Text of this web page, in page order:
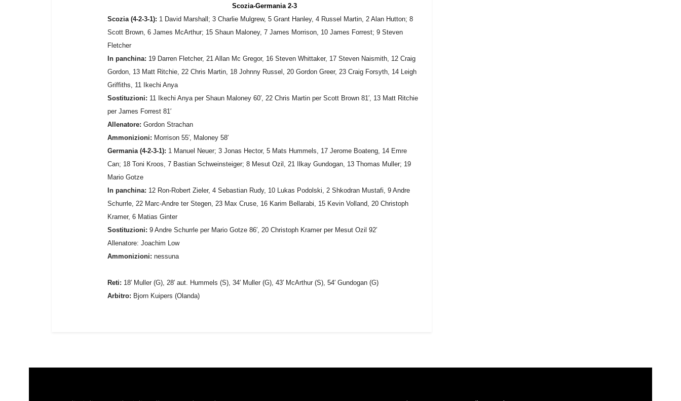
Scozia-Germania 2-3
Scozia (4-2-3-1): 1 David Marshall; 3 Charlie Mulgrew, 5 Grant Hanley, 4 Russel Martin, 2 Alan Hutton; 8
Scott Brown, 6 James McArthur; 15 Shaun Maloney, 7 James Morrison, 10 James Forrest; 9 Steven
Fletcher
In panchina: 19 Darren Fletcher, 21 Allan Mc Gregor, 16 Steven Whittaker, 17 Steven Naismith, 12 Craig
Gordon, 13 Matt Ritchie, 22 Chris Martin, 18 Johnny Russel, 20 Gordon Greer, 23 Craig Forsyth, 14 Leigh
Griffiths, 11 Ikechi Anya
Sostituzioni: 11 Ikechi Anya per Shaun Maloney 60′, 22 Chris Martin per Scott Brown 81′, 13 Matt Ritchie
per James Forrest 81′
Allenatore: Gordon Strachan
Ammonizioni: Morrison 55′, Maloney 58′
Germania (4-2-3-1): 1 Manuel Neuer; 3 Jonas Hector, 5 Mats Hummels, 17 Jerome Boateng, 14 Emre
Can; 18 Toni Kroos, 7 Bastian Schweinsteiger; 8 Mesut Ozil, 21 Ilkay Gundogan, 13 Thomas Muller; 19
Mario Gotze
In panchina: 12 Ron-Robert Zieler, 4 Sebastian Rudy, 10 Lukas Podolski, 2 Shkodran Mustafi, 9 Andre
Schurrle, 22 Marc-Andre ter Stegen, 23 Max Cruse, 16 Karim Bellarabi, 15 Kevin Volland, 20 Christoph
Kramer, 6 Matias Ginter
Sostituzioni: 9 Andre Schurrle per Mario Gotze 86′, 20 Christoph Kramer per Mesut Ozil 92′
Allenatore: Joachim Low
Ammonizioni: nessuna
Reti: 18′ Muller (G), 28′ aut. Hummels (S), 34′ Muller (G), 43′ McArthur (S), 54′ Gundogan (G)
Arbitro: Bjorn Kuipers (Olanda)